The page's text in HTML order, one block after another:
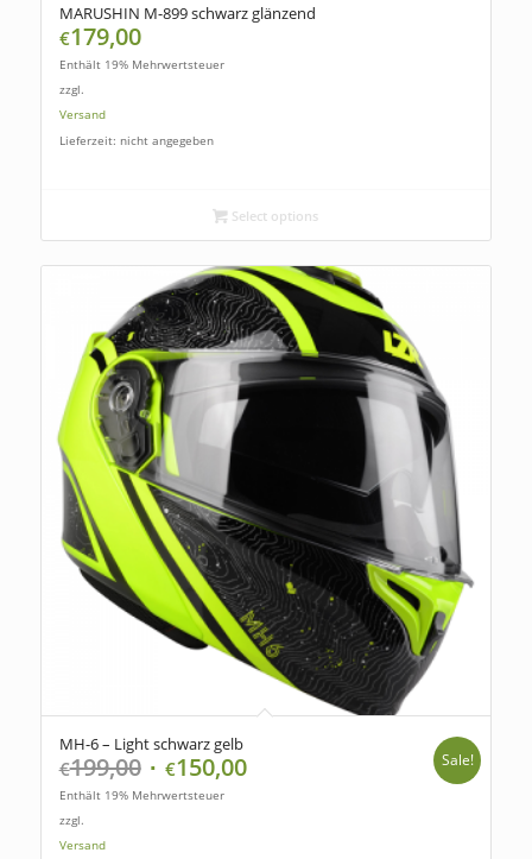
MARUSHIN M-899 schwarz glänzend
€179,00
Enthält 19% Mehrwertsteuer
zzgl.
Versand
Lieferzeit: nicht angegeben
Select options
MH-6 – Light schwarz gelb
€199,00 €150,00
Enthält 19% Mehrwertsteuer
zzgl.
Versand
Sale!